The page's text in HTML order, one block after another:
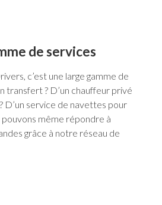
de services
c’est une large gamme de
transfert ? D’un chauffeur privé
D’un service de navettes pour
pouvons même répondre à
grâce à notre réseau de